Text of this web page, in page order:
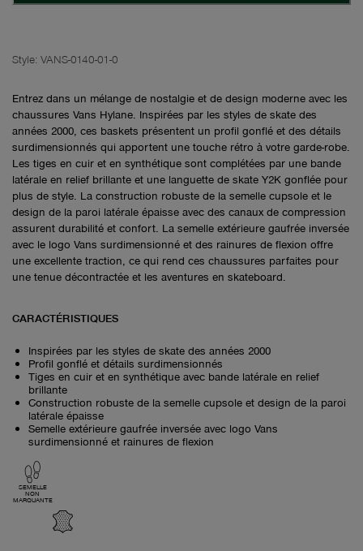
Style: VANS-0140-01-0
Entrez dans un mélange de nostalgie et de design moderne avec les
chaussures Vans Hylane. Inspirées par les styles de skate des
années 2000, ces baskets présentent un profil gonflé et des détails
surdimensionnés qui apportent une touche rétro à votre garde-robe.
Les tiges en cuir et en synthétique sont complétées par une bande
latérale en relief brillante et une languette de skate Y2K gonflée pour
plus de style. La construction robuste de la semelle cupsole et le
design de la paroi latérale épaisse avec des canaux de compression
assurent durabilité et confort. La semelle extérieure gaufrée inversée
avec le logo Vans surdimensionné et des rainures de flexion offre
une excellente traction, ce qui rend ces chaussures parfaites pour
une tenue décontractée et les aventures en skateboard.
CARACTÉRISTIQUES
Inspirées par les styles de skate des années 2000
Profil gonflé et détails surdimensionnés
Tiges en cuir et en synthétique avec bande latérale en relief
brillante
Construction robuste de la semelle cupsole et design de la paroi
latérale épaisse
Semelle extérieure gaufrée inversée avec logo Vans
surdimensionné et rainures de flexion
SEMELLE
NON
MARQUANTE